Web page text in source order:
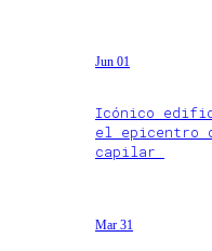
Jun 01
Icónico
el epicentro
capilar
Mar 31